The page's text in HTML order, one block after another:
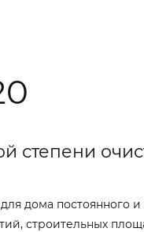
степени
дома постоянного
строительных